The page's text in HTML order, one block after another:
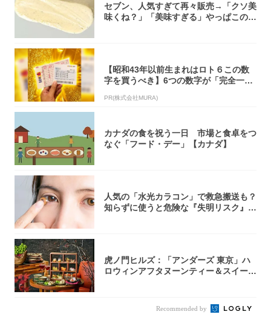
セブン、人気すぎて再々販売→「クソ美
味くね？」「美味すぎる」やっぱこのク
【昭和43年以前生まれはロト６この数
字を買うべき】6つの数字が「完全一
PR(株式会社MURA)
カナダの食を祝う一日 市場と食卓をつ
なぐ「フード・デー」【カナダ】
人気の「水光カラコン」で救急搬送も？
知らずに使うと危険な『失明リスク』と
虎ノ門ヒルズ：「アンダーズ 東京」ハ
ロウィンアフタヌーンティー＆スイーツ
Recommended by